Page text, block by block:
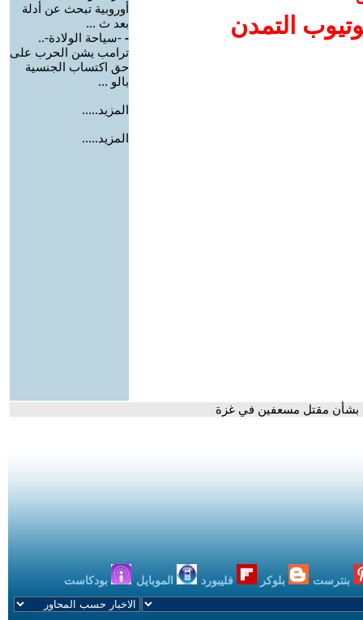
التمدن
أوروبية تبحث عن أدلة
بعد ث ...
- -سياحة الولادة-..
ترامب يشن الحرب على
حق اكتساب الجنسية
بالو ...
المزيد.....
المزيد.....
بشأن مقتل مسعفين في غزة
بنترست بلوكر فليبورد الموبايل بودكاست